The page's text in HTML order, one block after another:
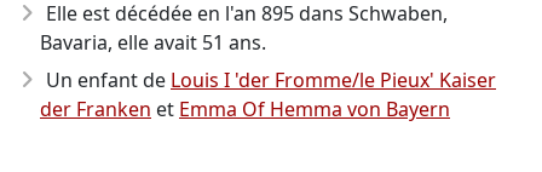
Elle est décédée en l'an 895dans Schwaben,
Bavaria, elle avait 51 ans.
Un enfant de Louis I 'der Fromme/le Pieux' Kaiser
der Franken et Emma Of Hemma von Bayern